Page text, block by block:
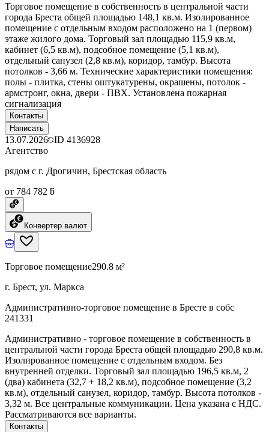
Торговое помещение в собственность в центральной части
города Бреста общей площадью 148,1 кв.м. Изолированное
помещение с отдельным входом расположено на 1 (первом)
этаже жилого дома. Торговый зал площадью 115,9 кв.м,
кабинет (6,5 кв.м), подсобное помещение (5,1 кв.м),
отдельный санузел (2,8 кв.м), коридор, тамбур. Высота
потолков - 3,66 м. Технические характеристики помещения:
полы - плитка, стены оштукатурены, окрашены, потолок -
армстронг, окна, двери - ПВХ. Установлена пожарная
сигнализация
Контакты
Написать
13.07.2026 ID 4136928
Агентство
рядом с г. Дрогичин, Брестская область
от 784 782 ƃ
Конвертер валют
Торговое помещение290.8 м²
г. Брест, ул. Маркса
Административно-торговое помещение в Бресте в собс
241331
Административно - торговое помещение в собственность в
центральной части города Бреста общей площадью 290,8 кв.м.
Изолированное помещение с отдельным входом. Без
внутренней отделки. Торговый зал площадью 196,5 кв.м, 2
(два) кабинета (32,7 + 18,2 кв.м), подсобное помещение (3,2
кв.м), отдельный санузел, коридор, тамбур. Высота потолков -
3,32 м. Все центральные коммуникации. Цена указана с НДС.
Рассматриваются все варианты.
Контакты